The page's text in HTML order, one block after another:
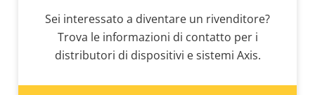
Sei interessato a diventare un rivenditore?
Trova le informazioni di contatto per i
distributori di dispositivi e sistemi Axis.